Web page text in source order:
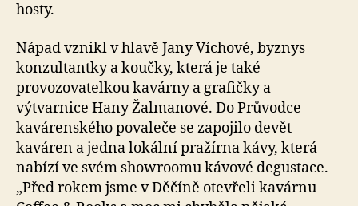
hosty.
Nápad vznikl v hlavě Jany Víchové, byznys
konzultantky a koučky, která je také
provozovatelkou kavárny a grafičky a
výtvarnice Hany Žalmanové. Do Průvodce
kavárenského povaleče se zapojilo devět
kaváren a jedna lokální pražírna kávy, která
nabízí ve svém showroomu kávové degustace.
„Před rokem jsme v Děčíně otevřeli kavárnu